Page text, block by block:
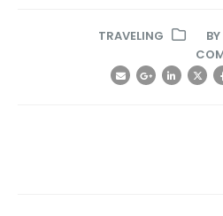
TRAVELING